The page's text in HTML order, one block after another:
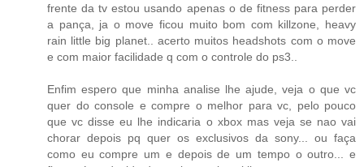
frente da tv estou usando apenas o de fitness para perder
a pança, ja o move ficou muito bom com killzone, heavy
rain little big planet.. acerto muitos headshots com o move
e com maior facilidade q com o controle do ps3..
Enfim espero que minha analise lhe ajude, veja o que vc
quer do console e compre o melhor para vc, pelo pouco
que vc disse eu lhe indicaria o xbox mas veja se nao vai
chorar depois pq quer os exclusivos da sony... ou faça
como eu compre um e depois de um tempo o outro... e